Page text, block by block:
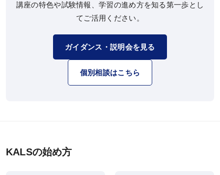
講座の特色や試験情報、学習の進め方を知る第一歩とし
てご活用ください。
ガイダンス・説明会を見る
個別相談はこちら
KALSの始め方